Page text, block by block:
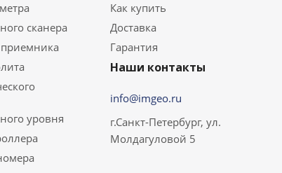
сканера
приемника
уровня
Как купить
Доставка
Гарантия
Наши контакты
info@imgeo.ru
г.Санкт-Петербург, ул.
Молдагуловой 5